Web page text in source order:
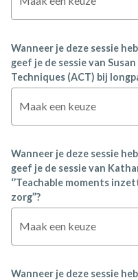
Wanneer je deze sessie
geef je de sessie van
Techniques (ACT) bij
Maak een keuze
Wanneer je deze sessie
geef je de sessie van
‘’Teachable moments
zorg’’?
Maak een keuze
Wanneer je deze sessie